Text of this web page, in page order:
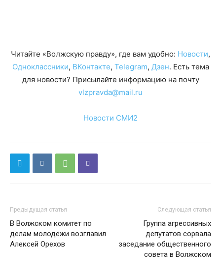
Читайте «Волжскую правду», где вам удобно: Новости,
Одноклассники, ВКонтакте, Telegram, Дзен. Есть тема
для новости? Присылайте информацию на почту
vlzpravda@mail.ru
Новости СМИ2
Предыдущая статья
В Волжском комитет по
делам молодёжи возглавил
Алексей Орехов
Следующая статья
Группа агрессивных
депутатов сорвала
заседание общественного
совета в Волжском